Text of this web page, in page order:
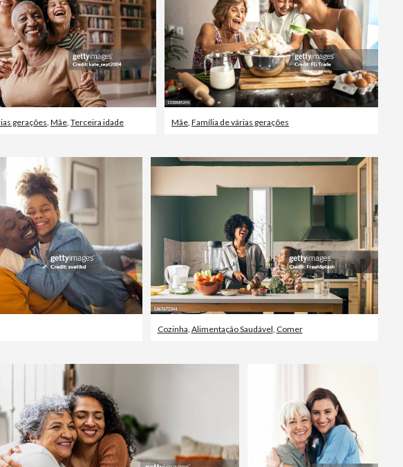
gerações, Mãe, Terceira idade Mãe, Família de várias gerações
Cozinha, Alimentação Saudável, Comer